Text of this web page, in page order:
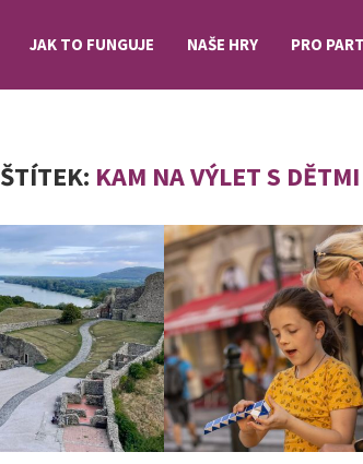
JAK TO FUNGUJE NAŠE HRY PRO
ŠTÍTEK: KAM NA VÝLET S DĚTMI